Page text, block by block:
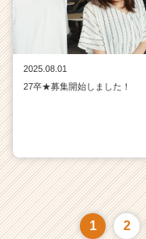
2025.08.01
27卒★募集開始しました！
1 2